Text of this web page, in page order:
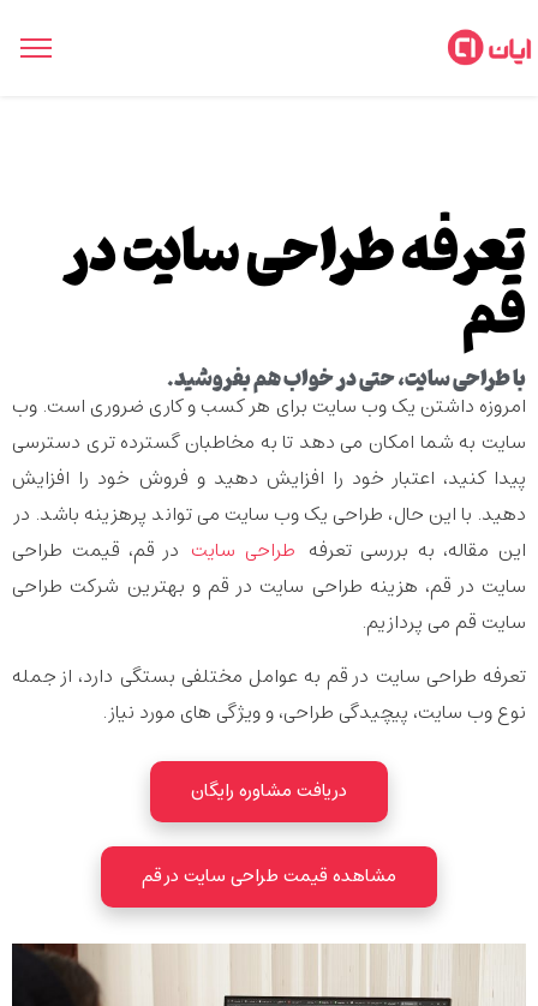
تعرفه طراحی سایت در
قم
با طراحی سایت، حتی در خواب هم بفروشید.
امروزه داشتن یک وب سایت برای هر کسب و کاری ضروری است. وب
سایت به شما امکان می دهد تا به مخاطبان گسترده تری دسترسی
پیدا کنید، اعتبار خود را افزایش دهید و فروش خود را افزایش
دهید. با این حال، طراحی یک وب سایت می تواند پرهزینه باشد. در
این مقاله، به بررسی تعرفه طراحی سایت در قم، قیمت طراحی
سایت در قم، هزینه طراحی سایت در قم و بهترین شرکت طراحی
سایت قم می پردازیم.
تعرفه طراحی سایت در قم به عوامل مختلفی بستگی دارد، از جمله
نوع وب سایت، پیچیدگی طراحی، و ویژگی های مورد نیاز.
دریافت مشاوره رایگان
مشاهده قیمت طراحی سایت در قم